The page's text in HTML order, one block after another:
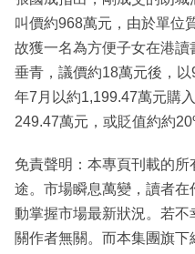
叫價約968萬元，由於單位
故獲一名為方便子女在港
垂青，議價約18萬元後，
年7月以約1,199.47萬元購
249.47萬元，或貶值約約
免責聲明：本專頁刊載的
途。市場瞬息萬變，讀者
動掌握市場最新狀況。若
關作者無關。而本集團旗